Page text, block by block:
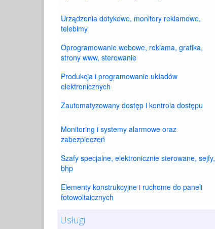
Urządzenia dotykowe, monitory reklamowe,
telebimy
Oprogramowanie webowe, reklama, grafika,
strony www, sterowanie
Produkcja i programowanie układów
elektronicznych
Zautomatyzowany dostęp i kontrola dostępu
Monitoring i systemy alarmowe oraz
zabezpieczeń
Szafy specjalne, elektronicznie sterowane, sejfy,
bhp
Elementy konstrukcyjne i ruchome do paneli
fotowoltaicznych
Usługi